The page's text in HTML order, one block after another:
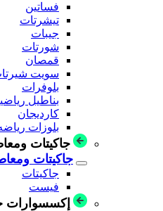
فساتين
تيشرتات
جيبات
شورتات
قمصان
سويت
بلوفرات
بناطيل
كارديجان
بلوزات
جاكيتات
جاكيتات
جاكيتات
فيست
إكسسوارات